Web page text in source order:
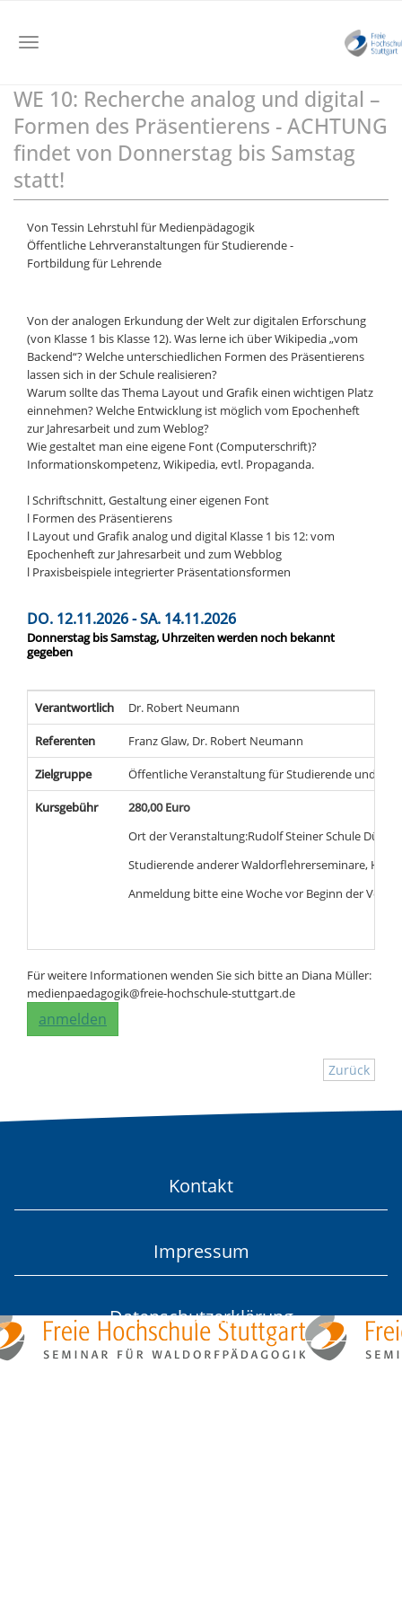
Skip
main
content
Toggle
WE 10: Recherche analog und digital –
Formen des Präsentierens - ACHTUNG
findet von Donnerstag bis Samstag
statt!
Von Tessin Lehrstuhl für Medienpädagogik
Öffentliche Lehrveranstaltungen für Studierende -
Fortbildung für Lehrende
Von der analogen Erkundung der Welt zur digitalen Erforschung
(von Klasse 1 bis Klasse 12). Was lerne ich über Wikipedia „vom
Backend“? Welche unterschiedlichen Formen des Präsentierens
lassen sich in der Schule realisieren?
Warum sollte das Thema Layout und Grafik einen wichtigen Platz
einnehmen? Welche Entwicklung ist möglich vom Epochenheft
zur Jahresarbeit und zum Weblog?
Wie gestaltet man eine eigene Font (Computerschrift)?
Informationskompetenz, Wikipedia, evtl. Propaganda.
l Schriftschnitt, Gestaltung einer eigenen Font
l Formen des Präsentierens
l Layout und Grafik analog und digital Klasse 1 bis 12: vom
Epochenheft zur Jahresarbeit und zum Webblog
l Praxisbeispiele integrierter Präsentationsformen
DO. 12.11.2026 - SA. 14.11.2026
Donnerstag bis Samstag, Uhrzeiten werden noch bekannt
gegeben
Verantwortlich Dr. Robert Neumann
Referenten Franz Glaw, Dr. Robert Neumann
Zielgruppe Öffentliche Veranstaltung für Studierende und
Kursgebühr
280,00 Euro
Ort der Veranstaltung:Rudolf Steiner Schule
Studierende anderer Waldorflehrerseminare,
Anmeldung bitte eine Woche vor Beginn der
Für weitere Informationen wenden Sie sich bitte an Diana Müller:
medienpaedagogik@freie-hochschule-stuttgart.de
anmelden
Zurück
Kontakt
Impressum
Datenschutzerklärung